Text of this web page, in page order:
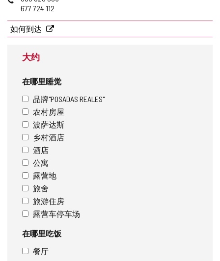
地
址
677 724 112
如何到达
大约
在哪里睡觉
品牌"POSADAS REALES"
农村房屋
波萨达斯
乡村酒店
酒店
公寓
露营地
旅舍
旅游住房
露营车停车场
在哪里吃饭
餐厅